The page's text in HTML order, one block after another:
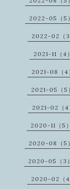
2022-05（5）
2022-02（3
2021-11（4）
2021-08（4
2021-05（5
2021-02（4
2020-11（5）
2020-08（5）
2020-05（3）
2020-02（4